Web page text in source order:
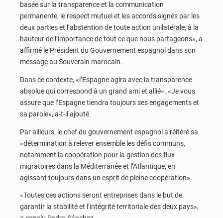
basée sur la transparence et la communication
permanente, le respect mutuel et les accords signés par les
deux parties et l’abstention de toute action unilatérale, à la
hauteur de l’importance de tout ce que nous partageons», a
affirmé le Président du Gouvernement espagnol dans son
message au Souverain marocain.
Dans ce contexte, «l’Espagne agira avec la transparence
absolue qui correspond à un grand ami et allié». «Je vous
assure que l’Espagne tiendra toujours ses engagements et
sa parole», a-t-il ajouté.
Par ailleurs, le chef du gouvernement espagnol a réitéré sa
«détermination à relever ensemble les défis communs,
notamment la coopération pour la gestion des flux
migratoires dans la Méditerranée et l’Atlantique, en
agissant toujours dans un esprit de pleine coopération».
«Toutes ces actions seront entreprises dans le but de
garantir la stabilité et l’intégrité territoriale des deux pays»,